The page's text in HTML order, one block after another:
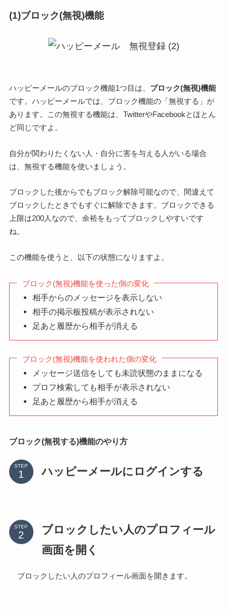
(1)ブロック(無視)機能
ハッピーメールのブロック機能1つ目は、 ブロック(無視)機能
です。ハッピーメールでは、ブロック機能の「無視する」が
あります。この無視する機能は、TwitterやFacebookとほとん
ど同じですよ。
自分が関わりたくない人・自分に害を与える人がいる場合
は、無視する機能を使いましょう。
ブロックした後からでもブロック解除可能なので、間違えて
ブロックしたときでもすぐに解除できます。ブロックできる
上限は200人なので、余裕をもってブロックしやすいです
ね。
この機能を使うと、以下の状態になりますよ。
ブロック(無視)機能を使った側の変化
相手からのメッセージを表示しない
相手の掲示板投稿が表示されない
足あと履歴から相手が消える
ブロック(無視)機能を使われた側の変化
メッセージ送信をしても未読状態のままになる
プロフ検索しても相手が表示されない
足あと履歴から相手が消える
ブロック(無視する)機能のやり方
STEP ハッピーメールにログインする
STEP
ブロックしたい人のプロフィール
画面を開く
ブロックしたい人のプロフィール画面を開きます。